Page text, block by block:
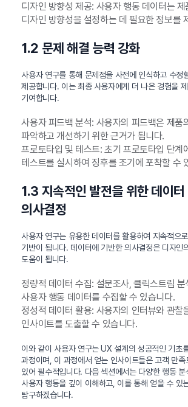
디자인 방향성 제공: 사용자 행동 데이터는 제
디자인 방향성을 설정하는 데 필요한 정보를
1.2 문제 해결 능력 강화
사용자 연구를 통해 문제점을 사전에 인식하고 수정
제공합니다. 이는 최종 사용자에게 더 나은 경험을 제
기여합니다.
사용자 피드백 분석: 사용자의 피드백은 제품
파악하고 개선하기 위한 근거가 됩니다.
프로토타입 및 테스트: 초기 프로토타입 단계
테스트를 실시하여 징후를 조기에 포착할 수
1.3 지속적인 발전을 위한 데이터
의사결정
사용자 연구는 유용한 데이터를 활용하여 지속적으
기반이 됩니다. 데이터에 기반한 의사결정은 디자인
도움이 됩니다.
정량적 데이터 수집: 설문조사, 클릭스트림 분
사용자 행동 데이터를 수집할 수 있습니다.
정성적 데이터 활용: 사용자의 인터뷰와 관찰
인사이트를 도출할 수 있습니다.
이와 같이 사용자 연구는 UX 설계의 성공적인 기초
과정이며, 이 과정에서 얻는 인사이트들은 고객 만족
있어 필수적입니다. 다음 섹션에서는 다양한 행동 분
사용자 행동을 깊이 이해하고, 이를 통해 얻을 수 있
탐구하겠습니다.